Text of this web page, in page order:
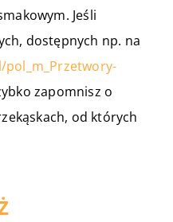
Jeśli
dostępnych np. na
zapomnisz o
od których